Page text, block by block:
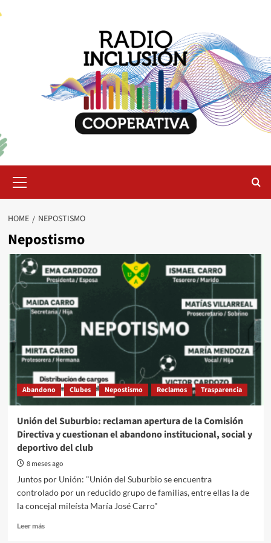
Menu
HOME NEPOSTISMO
Nepostismo
Abandono Clubes Nepostismo Reclamos Trasparencia
Unión del Suburbio: reclaman apertura de la Comisión
Directiva y cuestionan el abandono institucional, social y
deportivo del club
8 meses ago
Juntos por Unión: "Unión del Suburbio se encuentra
controlado por un reducido grupo de familias, entre ellas la de
la concejal mileísta María José Carro"
Leer másRead